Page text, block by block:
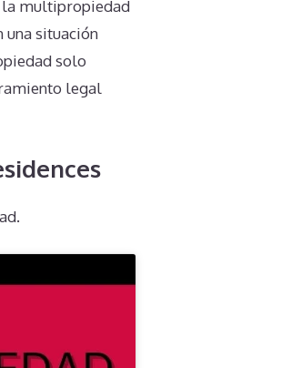
la multipropiedad
una situación
solo
legal